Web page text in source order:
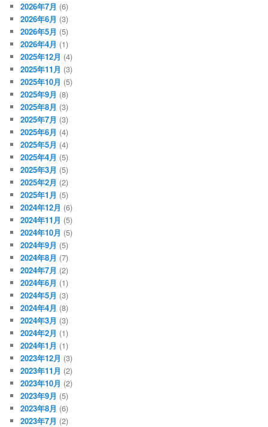
2026年7月 (6)
2026年6月 (3)
2026年5月 (5)
2026年4月 (1)
2025年12月 (4)
2025年11月 (3)
2025年10月 (5)
2025年9月 (8)
2025年8月 (3)
2025年7月 (3)
2025年6月 (4)
2025年5月 (4)
2025年4月 (5)
2025年3月 (5)
2025年2月 (2)
2025年1月 (5)
2024年12月 (6)
2024年11月 (5)
2024年10月 (5)
2024年9月 (5)
2024年8月 (7)
2024年7月 (2)
2024年6月 (1)
2024年5月 (3)
2024年4月 (8)
2024年3月 (3)
2024年2月 (1)
2024年1月 (1)
2023年12月 (3)
2023年11月 (2)
2023年10月 (2)
2023年9月 (5)
2023年8月 (6)
2023年7月 (2)